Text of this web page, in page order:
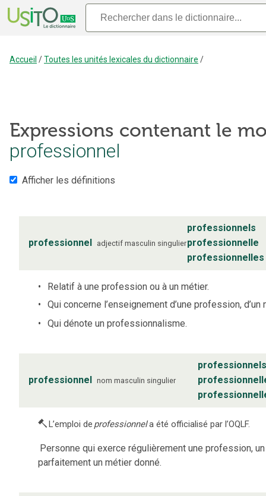
Accueil /Toutes les unités lexicales du dictionnaire /
Expressions contenant le
professionnel
Afficher les définitions
professionnel adjectif masculin singulier
professionnels
professionnelle
professionnelles
Relatif à une profession ou à un métier.
Qui concerne l’enseignement d’une profession, d’un
Qui dénote un professionnalisme.
professionnel nom masculin singulier
professionnels
L’emploi de professionnela été officialisé par l’OQLF.
Personne qui exerce régulièrement une profession,
parfaitement un métier donné.